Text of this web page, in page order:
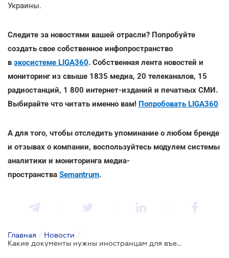
Украины.
Следите за новостями вашей отрасли? Попробуйте
создать свое собственное инфопространство
в экосистеме LIGA360. Собственная лента новостей и
мониторинг из свыше 1835 медиа, 20 телеканалов, 15
радиостанций, 1 800 интернет-изданий и печатных СМИ.
Выбирайте что читать именно вам! Попробовать LIGA360
А для того, чтобы отследить упоминание о любом бренде
и отзывах о компании, воспользуйтесь модулем системы
аналитики и мониторинга медиа-
пространства Semantrum.
Главная / Новости /
Какие документы нужны иностранцам для въезда в Украину